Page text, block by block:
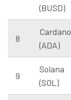
(BUSD)
8
Cardano
(ADA)
9
Solana
(SOL)